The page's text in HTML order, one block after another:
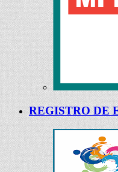
REGISTRO DE